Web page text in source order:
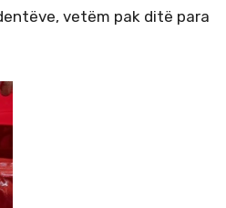
vetëm pak ditë para